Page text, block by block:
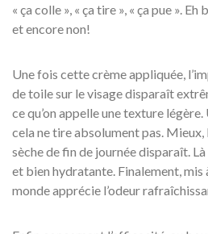
« ça colle », « ça tire », « ça pue ».
et encore non!
Une fois cette crème appliquée,
de toile sur le visage disparaît
ce qu’on appelle une texture légère.
cela ne tire absolument pas. Mieux,
sèche de fin de journée disparaît.
et bien hydratante. Finalement,
monde apprécie l’odeur